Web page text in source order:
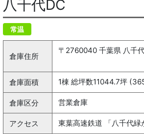
八千代DC
常温
倉庫住所
倉庫面積
1棟 総坪数11044.7坪
倉庫区分 営業倉庫
アクセス